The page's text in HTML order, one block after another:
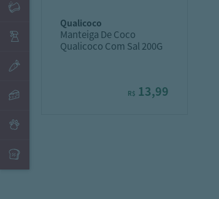
qualicoco
Manteiga De Coco
Qualicoco Com Sal 200G
R$ 13,99